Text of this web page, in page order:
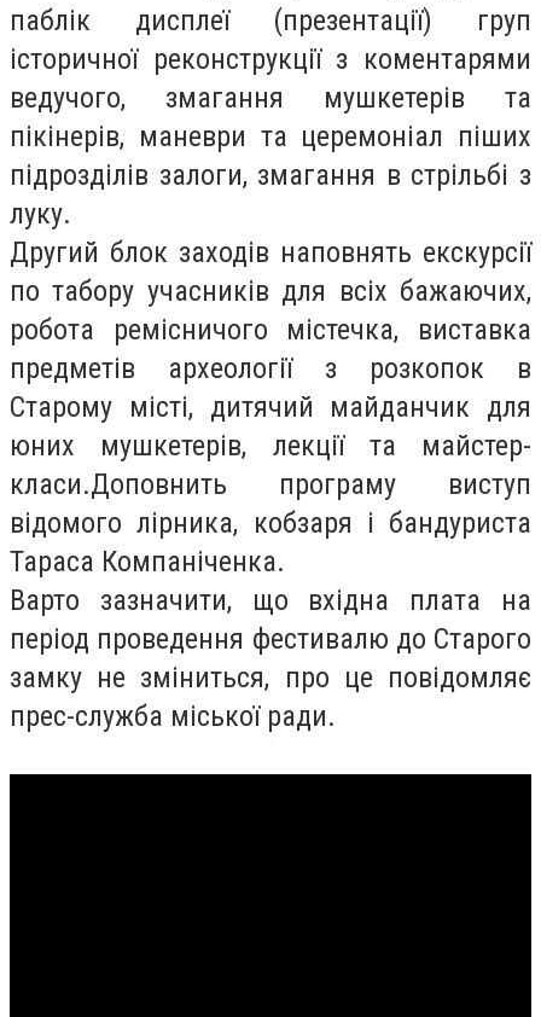
паблік дисплеї (презентації) груп
історичної реконструкції з коментарями
ведучого, змагання мушкетерів та
пікінерів, маневри та церемоніал піших
підрозділів залоги, змагання в стрільбі з
луку.
Другий блок заходів наповнять екскурсії
по табору учасників для всіх бажаючих,
робота ремісничого містечка, виставка
предметів археології з розкопок в
Старому місті, дитячий майданчик для
юних мушкетерів, лекції та майстер-
класи.Доповнить програму виступ
відомого лірника, кобзаря і бандуриста
Тараса Компаніченка.
Варто зазначити, що вхідна плата на
період проведення фестивалю до Старого
замку не зміниться, про це повідомляє
прес-служба міської ради.